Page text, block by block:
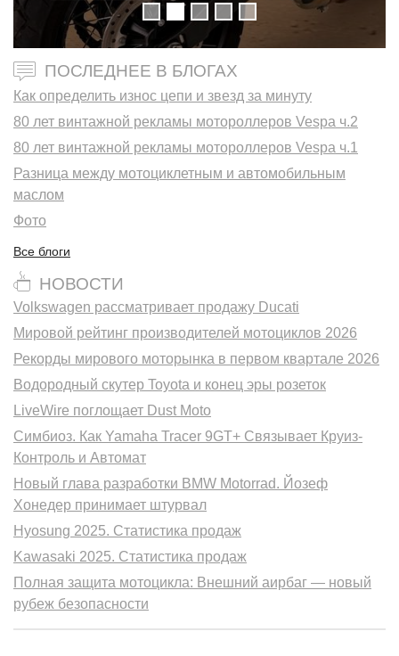
ПОСЛЕДНЕЕ В БЛОГАХ
Как определить износ цепи и звезд за минуту
80 лет винтажной рекламы мотороллеров Vespa ч.2
80 лет винтажной рекламы мотороллеров Vespa ч.1
Разница между мотоциклетным и автомобильным
маслом
Фото
Все блоги
НОВОСТИ
Volkswagen рассматривает продажу Ducati
Мировой рейтинг производителей мотоциклов 2026
Рекорды мирового моторынка в первом квартале 2026
Водородный скутер Toyota и конец эры розеток
LiveWire поглощает Dust Moto
Симбиоз. Как Yamaha Tracer 9GT+ Связывает Круиз-
Контроль и Автомат
Новый глава разработки BMW Motorrad. Йозеф
Хонедер принимает штурвал
Hyosung 2025. Статистика продаж
Kawasaki 2025. Статистика продаж
Полная защита мотоцикла: Внешний аирбаг — новый
рубеж безопасности